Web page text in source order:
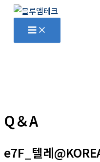
Main
Menu
Q＆A
e7F_텔레